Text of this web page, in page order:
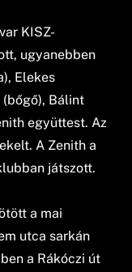
KISZ-
ugyanebben
Elekes
Bálint
együttest. Az
A Zenith a
játszott.
a mai
utca sarkán
a Rákóczi út